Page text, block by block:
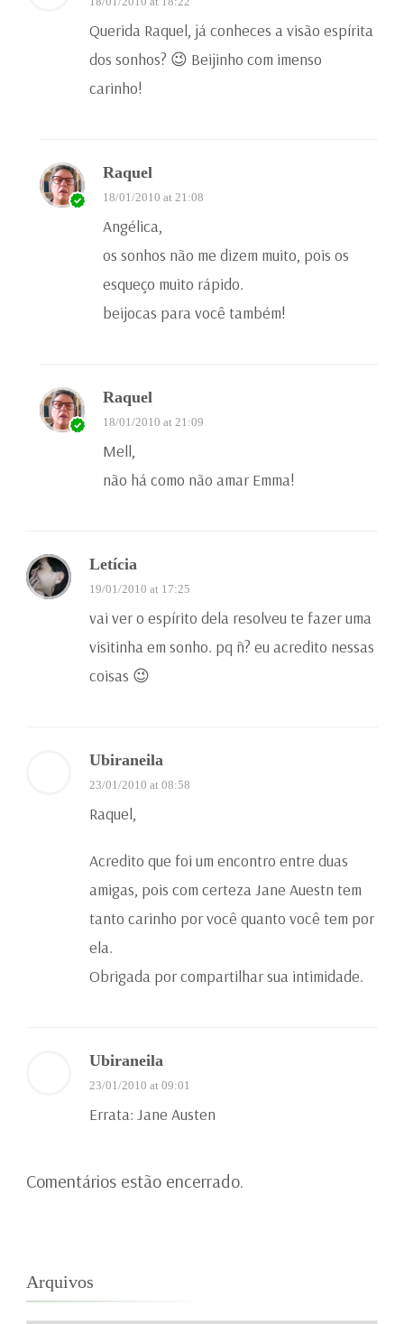
Querida Raquel, já conheces a visão espírita
dos sonhos? 😉 Beijinho com imenso
carinho!
Raquel
18/01/2010 at 21:08
Angélica,
os sonhos não me dizem muito, pois os
esqueço muito rápido.
beijocas para você também!
Raquel
18/01/2010 at 21:09
Mell,
não há como não amar Emma!
Letícia
19/01/2010 at 17:25
vai ver o espírito dela resolveu te fazer uma
visitinha em sonho. pq ñ? eu acredito nessas
coisas 😉
Ubiraneila
23/01/2010 at 08:58
Raquel,
Acredito que foi um encontro entre duas
amigas, pois com certeza Jane Auestn tem
tanto carinho por você quanto você tem por
ela.
Obrigada por compartilhar sua intimidade.
Ubiraneila
23/01/2010 at 09:01
Errata: Jane Austen
Comentários estão encerrado.
Arquivos